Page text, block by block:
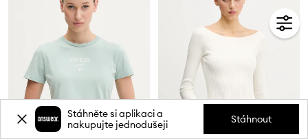
Stáhněte si aplikaci a
nakupujte jednodušeji
Stáhnout